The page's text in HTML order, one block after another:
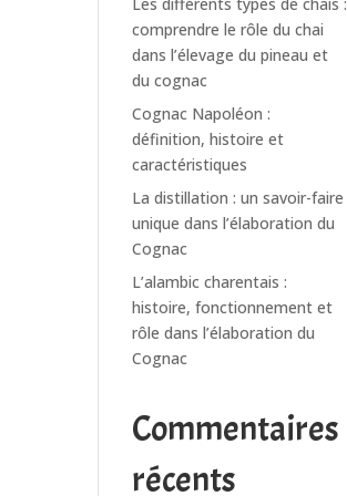
comprendre le rôle du chai
dans l’élevage du pineau et
du cognac
Cognac Napoléon :
définition, histoire et
caractéristiques
La distillation : un savoir-faire
unique dans l’élaboration du
Cognac
L’alambic charentais :
histoire, fonctionnement et
rôle dans l’élaboration du
Cognac
Commentaires
récents